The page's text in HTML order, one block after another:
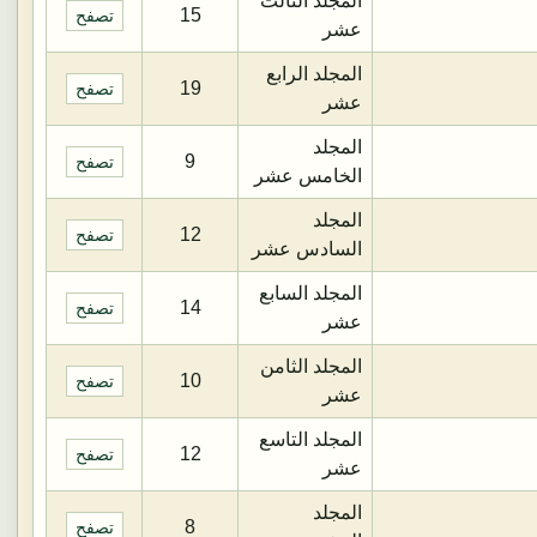
عشر
15 تصفح
المجلد الرابع
عشر
19 تصفح
المجلد
الخامس عشر
9 تصفح
المجلد
السادس عشر
12 تصفح
المجلد السابع
عشر
14 تصفح
المجلد الثامن
عشر
10 تصفح
المجلد التاسع
عشر
12 تصفح
المجلد
8 تصفح